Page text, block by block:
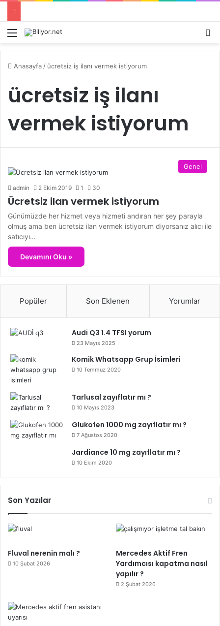
Menü
Anasayfa / ücretsiz iş ilanı vermek istiyorum
ücretsiz iş ilanı
vermek istiyorum
Genel
admin 2 Ekim 2019 1 30
Ücretsiz ilan vermek istiyorum
Günümüzde her hizmet veya hizmeti andıran her şey parayla
olmuş ama ben ücretsiz ilan vermek istiyorum diyorsanız alıcı ile
satıcıyı…
Devamını Oku »
Popüler Son Eklenen Yorumlar
Audi Q3 1.4 TFSI yorum
23 Mayıs 2025
Komik Whatsapp Grup İsimleri
10 Temmuz 2020
Tarlusal zayıflatır mı ?
10 Mayıs 2023
Glukofen 1000 mg zayıflatır mı ?
7 Ağustos 2020
Jardiance 10 mg zayıflatır mı ?
10 Ekim 2020
Son Yazılar
Fluval nerenin malı ?
10 Şubat 2026
Mercedes Aktif Fren
Yardımcısı kapatma nasıl
yapılır ?
2 Şubat 2026